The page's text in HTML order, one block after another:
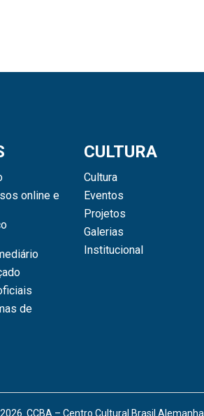
online e
de
CULTURA
Cultura
Eventos
Projetos
Galerias
Institucional
CCBA – Centro Cultural Brasil Alemanha